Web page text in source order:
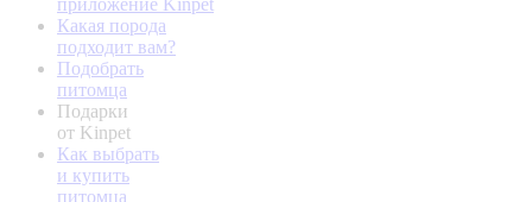
приложение Kinpet
Какая порода
подходит вам?
Подобрать
питомца
Подарки
от Kinpet
Как выбрать
и купить
питомца